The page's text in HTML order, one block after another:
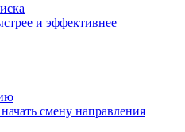
и эффективнее
смену направления